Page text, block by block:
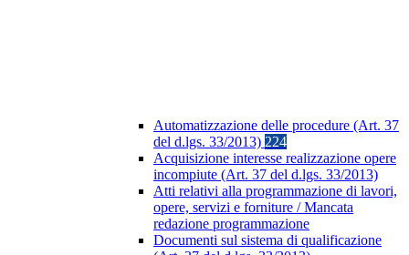
Automatizzazione delle procedure (Art. 37
del d.lgs. 33/2013) 224
Acquisizione interesse realizzazione opere
incompiute (Art. 37 del d.lgs. 33/2013)
Atti relativi alla programmazione di lavori,
opere, servizi e forniture / Mancata
redazione programmazione
Documenti sul sistema di qualificazione